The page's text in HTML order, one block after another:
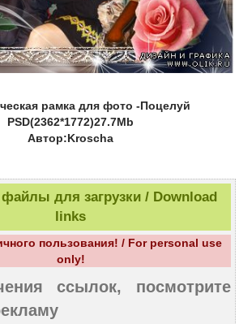
рамка для фото -Поцелуй
PSD(2362*1772)27.7Mb
Автор:Kroscha
для загрузки / Download
links
пользования! / For personal use
only!
ссылок, посмотрите